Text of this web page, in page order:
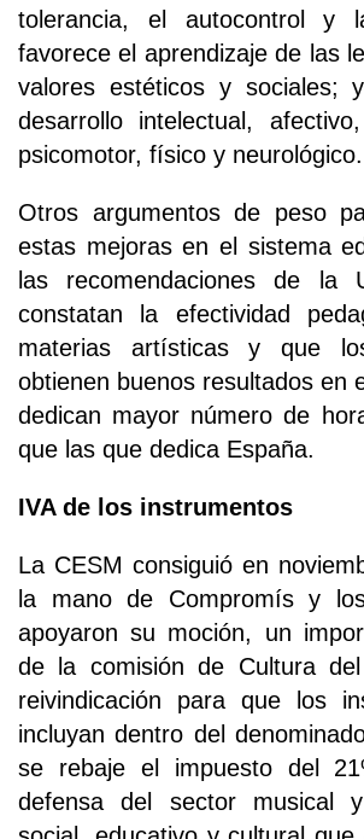
tolerancia, el autocontrol y
favorece el aprendizaje de las
valores estéticos y sociales;
desarrollo intelectual,
psicomotor, físico y neurológico.
Otros argumentos de peso
estas mejoras en el sistema
las recomendaciones de la
constatan la efectividad
materias artísticas y que
obtienen buenos resultados en
dedican mayor número de
que las que dedica España.
IVA de los instrumentos
La CESM consiguió en
la mano de Compromís y
apoyaron su moción, un
de la comisión de Cultura
reivindicación para que los
incluyan dentro del
se rebaje el impuesto del
defensa del sector musical